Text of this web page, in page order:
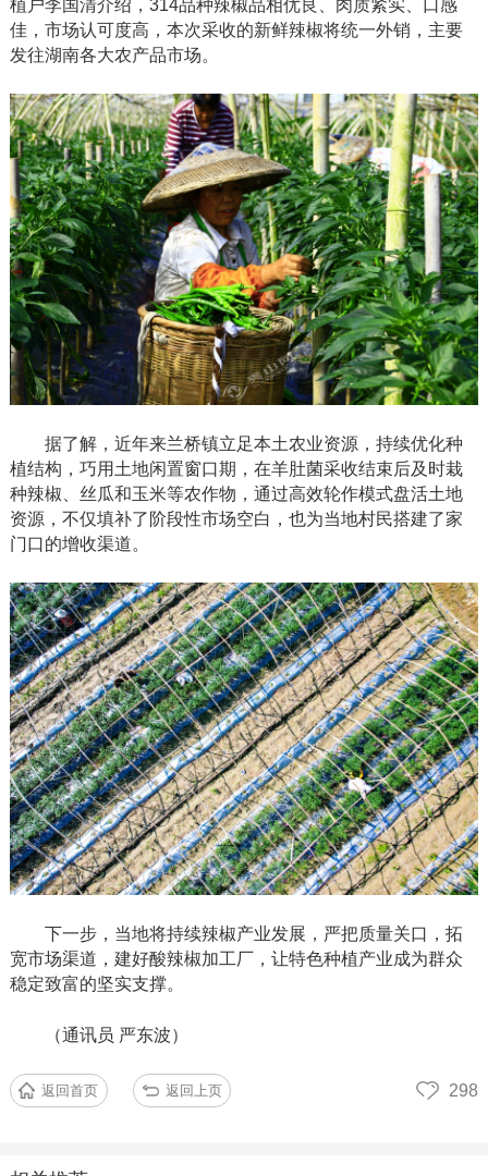
植户李国清介绍，314品种辣椒品相优良、肉质紧实、口感
佳，市场认可度高，本次采收的新鲜辣椒将统一外销，主要
发往湖南各大农产品市场。
据了解，近年来兰桥镇立足本土农业资源，持续优化种
植结构，巧用土地闲置窗口期，在羊肚菌采收结束后及时栽
种辣椒、丝瓜和玉米等农作物，通过高效轮作模式盘活土地
资源，不仅填补了阶段性市场空白，也为当地村民搭建了家
门口的增收渠道。
下一步，当地将持续辣椒产业发展，严把质量关口，拓
宽市场渠道，建好酸辣椒加工厂，让特色种植产业成为群众
稳定致富的坚实支撑。
（通讯员 严东波）
返回首页 返回上页 298